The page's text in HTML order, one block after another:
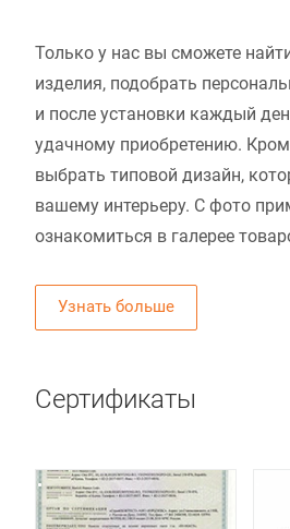
Только у нас вы сможете
изделия, подобрать
и после установки каждый
удачному приобретению.
выбрать типовой дизайн,
вашему интерьеру. С фото
ознакомиться в галерее
Узнать больше
Сертификаты